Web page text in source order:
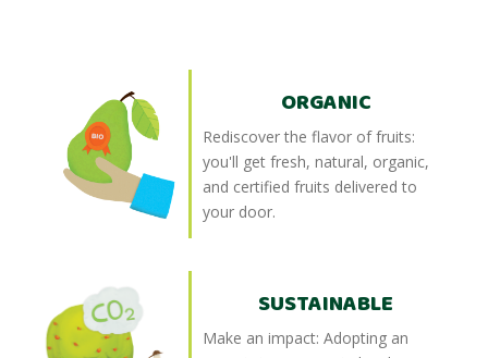
ORGANIC
Rediscover the flavor of fruits:
you'll get fresh, natural, organic,
and certified fruits delivered to
your door.
SUSTAINABLE
Make an impact: Adopting an